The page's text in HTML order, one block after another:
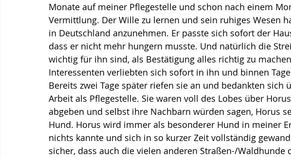
Monate auf meiner Pflegestelle und schon nach einem
Vermittlung. Der Wille zu lernen und sein ruhiges Wesen
in Deutschland anzunehmen. Er passte sich sofort der
dass er nicht mehr hungern musste. Und natürlich die
wichtig für ihn sind, als Bestätigung alles richtig zu
Interessenten verliebten sich sofort in ihn und binnen
Bereits zwei Tage später riefen sie an und bedankten sich
Arbeit als Pflegestelle. Sie waren voll des Lobes über
abgeben und selbst ihre Nachbarn würden sagen, Horus
Hund. Horus wird immer als besonderer Hund in meiner
nichts kannte und sich in so kurzer Zeit vollständig
sicher, dass auch die vielen anderen Straßen-/Waldhunde